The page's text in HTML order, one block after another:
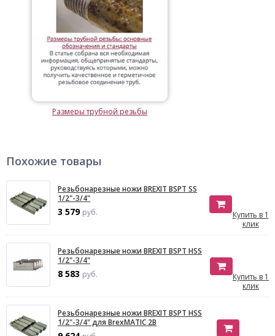
Размеры трубной резьбы
Похожие товары
Резьбонарезные ножи BREXIT BSPT SS
1/2"-3/4"
3 579 руб.
Купить в 1
клик
Резьбонарезные ножи BREXIT BSPT HSS
1/2"-3/4"
8 583 руб.
Купить в 1
клик
Резьбонарезные ножи BREXIT BSPT HSS
1/2"-3/4" для BrexMATIC 2B